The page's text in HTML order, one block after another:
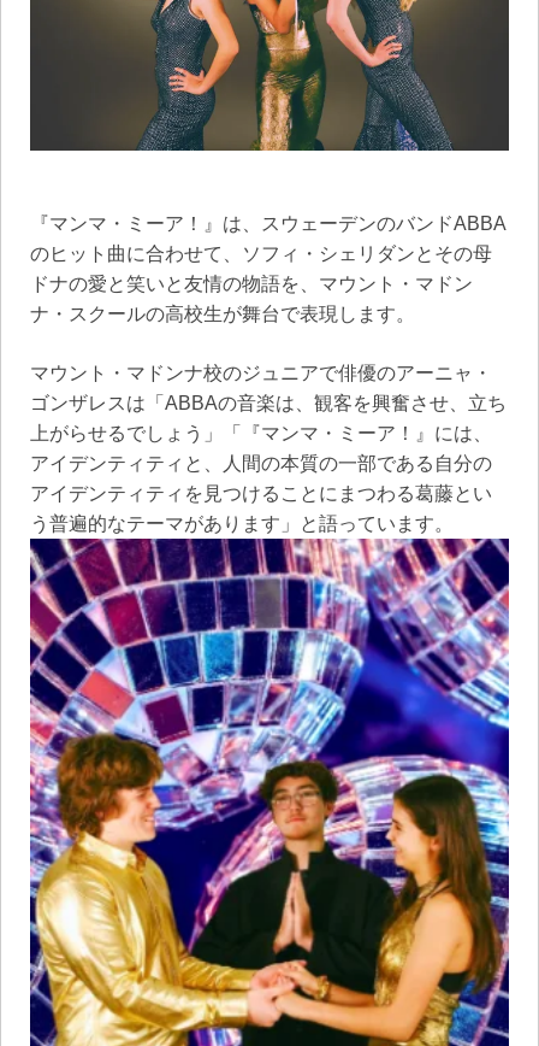
『マンマ・ミーア！』は、スウェーデンのバンドABBA
のヒット曲に合わせて、ソフィ・シェリダンとその母
ドナの愛と笑いと友情の物語を、マウント・マドン
ナ・スクールの高校生が舞台で表現します。
マウント・マドンナ校のジュニアで俳優のアーニャ・
ゴンザレスは「ABBAの音楽は、観客を興奮させ、立ち
上がらせるでしょう」「『マンマ・ミーア！』には、
アイデンティティと、人間の本質の一部である自分の
アイデンティティを見つけることにまつわる葛藤とい
う普遍的なテーマがあります」と語っています。